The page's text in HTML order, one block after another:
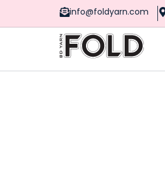
info@foldyarn.com